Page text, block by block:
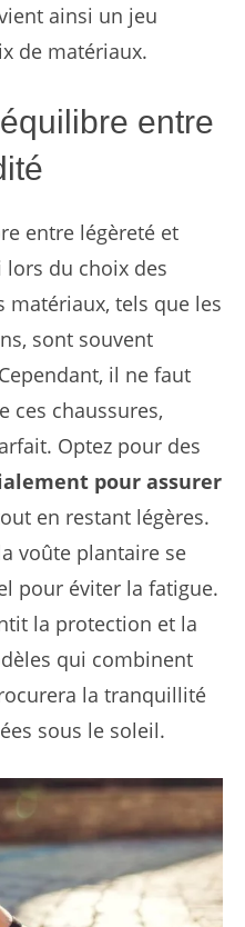
ainsi un jeu
de matériaux.
entre
entre légèreté et
du choix des
matériaux, tels que les
sont souvent
il ne faut
ces chaussures,
Optez pour des
pour assurer
en restant légères.
voûte plantaire se
pour éviter la fatigue.
la protection et la
qui combinent
la tranquillité
sous le soleil.